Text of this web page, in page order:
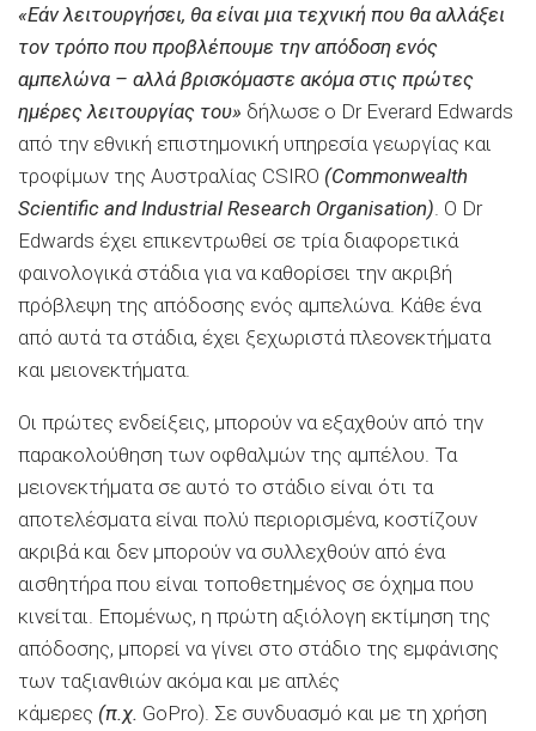
«Εάν λειτουργήσει, θα είναι μια τεχνική που θα αλλάξει
τον τρόπο που προβλέπουμε την απόδοση ενός
αμπελώνα – αλλά βρισκόμαστε ακόμα στις πρώτες
ημέρες λειτουργίας του» δήλωσε ο Dr Everard Edwards
από την εθνική επιστημονική υπηρεσία γεωργίας και
τροφίμων της Αυστραλίας CSIRO (Commonwealth
Scientific and Industrial Research Organisation) . Ο Dr
Edwards έχει επικεντρωθεί σε τρία διαφορετικά
φαινολογικά στάδια για να καθορίσει την ακριβή
πρόβλεψη της απόδοσης ενός αμπελώνα. Κάθε ένα
από αυτά τα στάδια, έχει ξεχωριστά πλεονεκτήματα
και μειονεκτήματα.
Οι πρώτες ενδείξεις, μπορούν να εξαχθούν από την
παρακολούθηση των οφθαλμών της αμπέλου. Τα
μειονεκτήματα σε αυτό το στάδιο είναι ότι τα
αποτελέσματα είναι πολύ περιορισμένα, κοστίζουν
ακριβά και δεν μπορούν να συλλεχθούν από ένα
αισθητήρα που είναι τοποθετημένος σε όχημα που
κινείται. Επομένως, η πρώτη αξιόλογη εκτίμηση της
απόδοσης, μπορεί να γίνει στο στάδιο της εμφάνισης
των ταξιανθιών ακόμα και με απλές
κάμερες (π.χ. GoPro). Σε συνδυασμό και με τη χρήση